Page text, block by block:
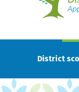
District